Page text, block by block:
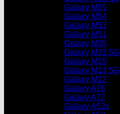
Galaxy M55
Galaxy M54
Galaxy M53
Galaxy M51
Galaxy M35
Galaxy M23 5G
Galaxy M15
Galaxy M13 5G
Galaxy M12
Galaxy A76
Galaxy A72
Galaxy A52s